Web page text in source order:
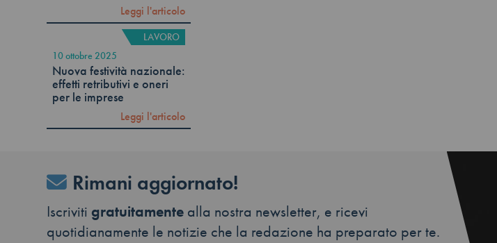
Leggi l'articolo
LAVORO
10 ottobre 2025
Nuova festività nazionale:
effetti retributivi e oneri
per le imprese
Leggi l'articolo
Rimani aggiornato!
Iscriviti gratuitamente alla nostra newsletter, e ricevi
quotidianamente le notizie che la redazione ha preparato per te.